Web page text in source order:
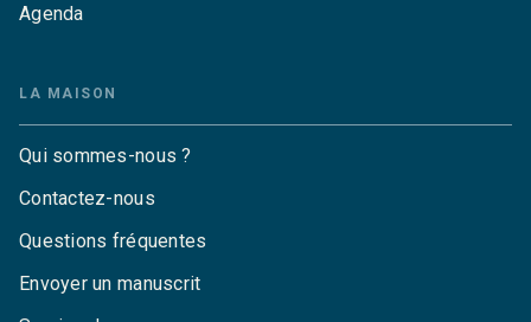
Agenda
LA MAISON
Qui sommes-nous ?
Contactez-nous
Questions fréquentes
Envoyer un manuscrit